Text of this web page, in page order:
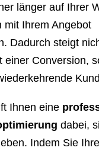
länger auf Ihrer
mit Ihrem Angebot
Dadurch steigt
einer Conversion,
Ihnen eine
dabei,
Indem Sie